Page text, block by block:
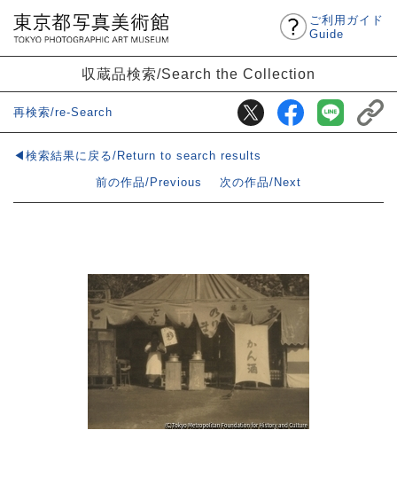
ご利用ガイド
Guide
収蔵品検索/Search the Collection
再検索/re-Search
◀検索結果に戻る/Return to search results
前の作品/Previous
次の作品/Next